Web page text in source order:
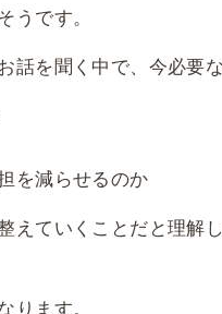
うです。
話を聞く中で、今必要
を減らせるのか
えていくことだと理解
ります。